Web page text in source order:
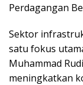
Perdagangan
Sektor
satu fokus
Muhammad
meningkatkan